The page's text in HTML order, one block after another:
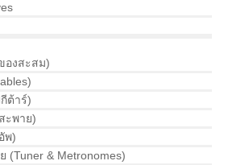
องสะสม)
ต้าร์)
ะพาย)
พ)
(Tuner & Metronomes)